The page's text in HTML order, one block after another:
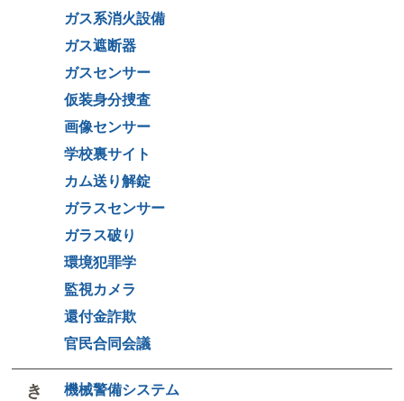
ガス系消火設備
ガス遮断器
ガスセンサー
仮装身分捜査
画像センサー
学校裏サイト
カム送り解錠
ガラスセンサー
ガラス破り
環境犯罪学
監視カメラ
還付金詐欺
官民合同会議
き
機械警備システム